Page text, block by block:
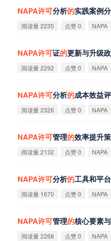
NAPA许可分析的实践案例
阅读量 2235 点赞 0 NAPA
NAPA许可证的更新与升级
阅读量 2292 点赞 0 NAPA
NAPA许可分析的成本效益
阅读量 2326 点赞 0 NAPA
NAPA许可管理的效率提升
阅读量 2132 点赞 0 NAPA
NAPA许可分析的工具和平
阅读量 1670 点赞 0 NAPA
NAPA许可管理的核心要素
阅读量 2268 点赞 0 NAPA